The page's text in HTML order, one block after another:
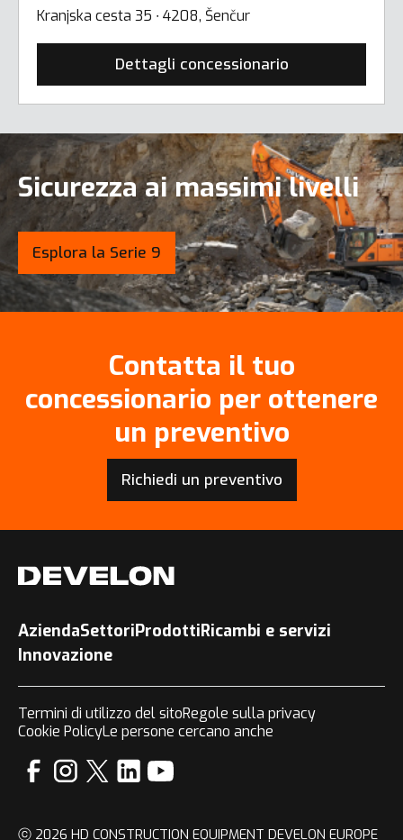
Kranjska cesta 35 ∙ 4208, Šenčur
Dettagli concessionario
Sicurezza ai massimi livelli
Esplora la Serie 9
Contatta il tuo
concessionario per ottenere
un preventivo
Richiedi un preventivo
AziendaSettoriProdottiRicambi e servizi
Innovazione
Termini di utilizzo del sitoRegole sulla privacy
Cookie PolicyLe persone cercano anche
ⓒ 2026 HD CONSTRUCTION EQUIPMENT DEVELON EUROPE